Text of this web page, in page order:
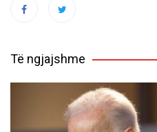
Të ngjajshme